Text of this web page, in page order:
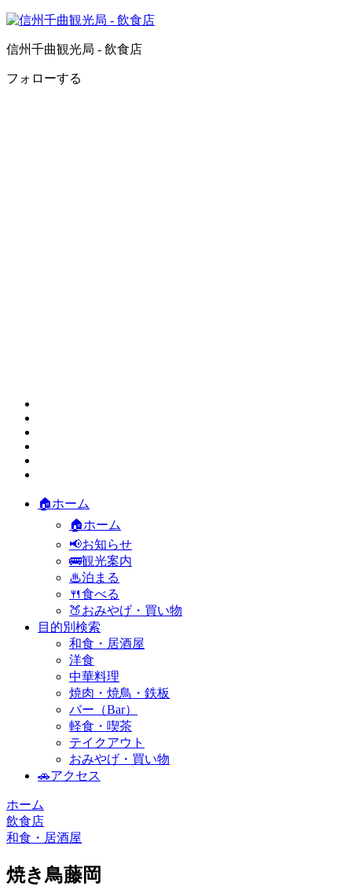
信州千曲観光局 - 飲食店
フォローする
🏠ホーム
🏠ホーム
📢お知らせ
🚌観光案内
♨泊まる
🍴食べる
🍑おみやげ・買い物
目的別検索
和食・居酒屋
洋食
中華料理
焼肉・焼鳥・鉄板
バー（Bar）
軽食・喫茶
テイクアウト
おみやげ・買い物
🚗アクセス
ホーム
飲食店
和食・居酒屋
焼き鳥藤岡